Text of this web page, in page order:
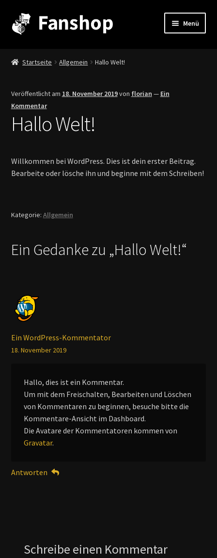
Zur
Navigation
Zum
Inhalt
Menü
Informationen
Warenkorb
Startseite Allgemein Hallo Welt!
Veröffentlicht am 18. November 2019von florian — Ein
Kommentar
Hallo Welt!
Willkommen bei WordPress. Dies ist dein erster Beitrag.
Bearbeite oder lösche ihn und beginne mit dem Schreiben!
Kategorie: Allgemein
Ein Gedanke zu „Hallo Welt!“
Ein WordPress-Kommentator
18. November 2019
Hallo, dies ist ein Kommentar.
Um mit dem Freischalten, Bearbeiten und Löschen
von Kommentaren zu beginnen, besuche bitte die
Kommentare-Ansicht im Dashboard.
Die Avatare der Kommentatoren kommen von
Gravatar.
Antworten
Schreibe einen Kommentar